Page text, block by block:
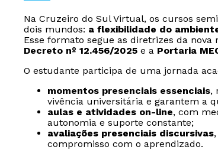
Na Cruzeiro do Sul Virtual, os cursos
dois mundos: a flexibilidade do
Esse formato segue as diretrizes da
Decreto nº 12.456/2025 e a Portaria
O estudante participa de uma jornada
momentos presenciais essenciais,
vivência universitária e garantem a
aulas e atividades on-line, com
autonomia e suporte constante;
avaliações presenciais discursivas
compromisso com o aprendizado.